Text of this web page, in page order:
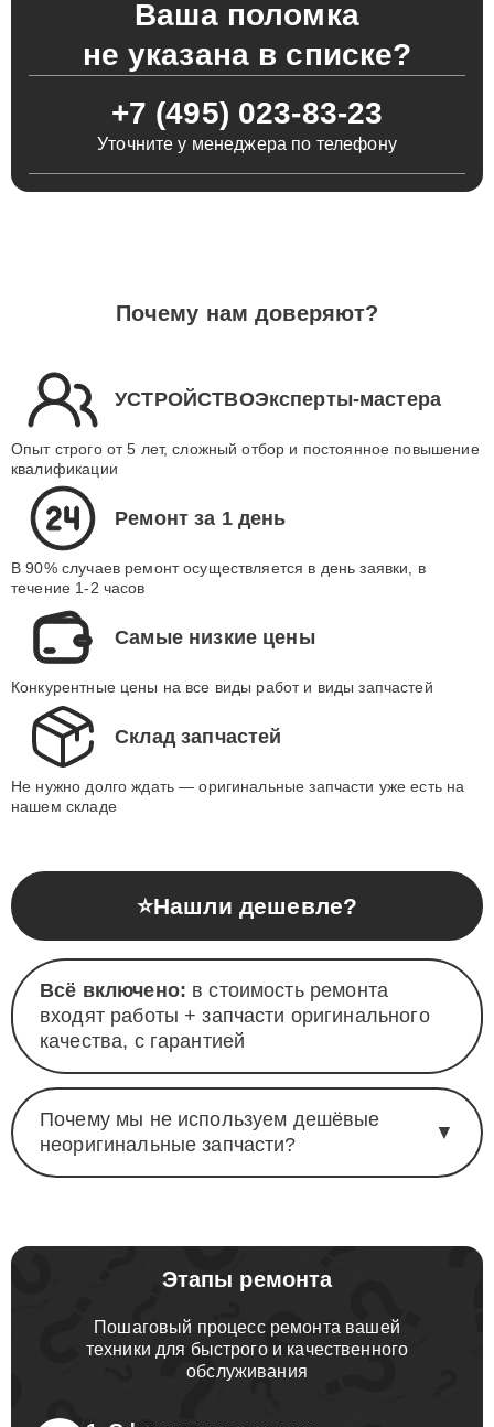
Ваша поломка
не указана в списке?
+7 (495) 023-83-23
Уточните у менеджера по телефону
Почему нам доверяют?
УСТРОЙСТВОЭксперты-мастера
Опыт строго от 5 лет, сложный отбор и постоянное повышение
квалификации
Ремонт за 1 день
В 90% случаев ремонт осуществляется в день заявки, в
течение 1-2 часов
Самые низкие цены
Конкурентные цены на все виды работ и виды запчастей
Склад запчастей
Не нужно долго ждать — оригинальные запчасти уже есть на
нашем складе
⭐Нашли дешевле?
Всё включено: в стоимость ремонта
входят работы + запчасти оригинального
качества, с гарантией
Почему мы не используем дешёвые
неоригинальные запчасти?
▼
Этапы ремонта
Пошаговый процесс ремонта вашей
техники для быстрого и качественного
обслуживания